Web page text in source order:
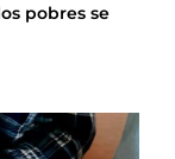
pobres se